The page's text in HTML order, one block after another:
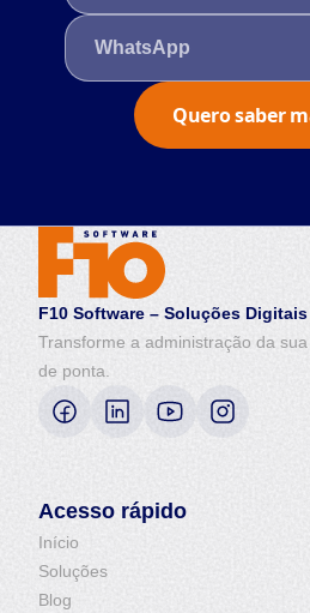
Quero saber
F10 Software – Soluções
Transforme a administração da
de ponta.
Acesso rápido
Início
Soluções
Blog